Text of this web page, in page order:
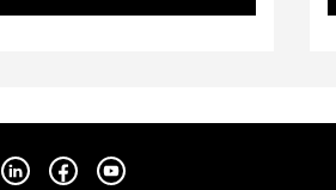
sur twitter - ouverture dans un nouvel onglet
Suivez-nous sur linkedin - ouverture dans un nouvel onglet
Suivez-nous sur facebook - ouverture dans un
Suivez-nous sur youtube - ouverture dans